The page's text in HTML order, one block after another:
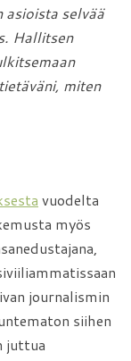
selvää
Hallitsen
miten
vuodelta
myös
journalismin
siihen
juttua